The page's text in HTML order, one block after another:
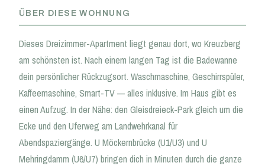
ÜBER DIESE WOHNUNG
Dieses Dreizimmer-Apartment liegt genau dort, wo Kreuzberg
am schönsten ist. Nach einem langen Tag ist die Badewanne
dein persönlicher Rückzugsort. Waschmaschine, Geschirrspüler,
Kaffeemaschine, Smart-TV — alles inklusive. Im Haus gibt es
einen Aufzug. In der Nähe: den Gleisdreieck-Park gleich um die
Ecke und den Uferweg am Landwehrkanal für
Abendspaziergänge. U Möckernbrücke (U1/U3) und U
Mehringdamm (U6/U7) bringen dich in Minuten durch die ganze